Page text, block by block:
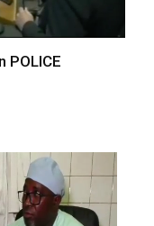
POLICE